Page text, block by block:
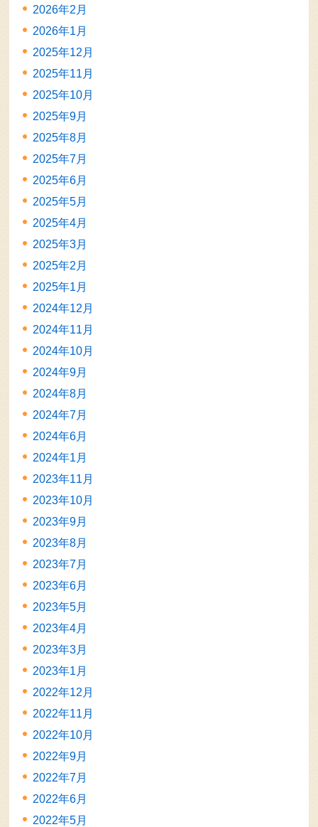
2026年2月
2026年1月
2025年12月
2025年11月
2025年10月
2025年9月
2025年8月
2025年7月
2025年6月
2025年5月
2025年4月
2025年3月
2025年2月
2025年1月
2024年12月
2024年11月
2024年10月
2024年9月
2024年8月
2024年7月
2024年6月
2024年1月
2023年11月
2023年10月
2023年9月
2023年8月
2023年7月
2023年6月
2023年5月
2023年4月
2023年3月
2023年1月
2022年12月
2022年11月
2022年10月
2022年9月
2022年7月
2022年6月
2022年5月